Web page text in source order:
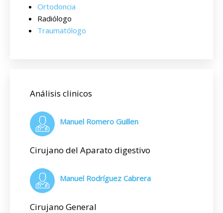
Ortodoncia
Radiólogo
Traumatólogo
Análisis clinicos
Manuel Romero Guillen
Cirujano del Aparato digestivo
Manuel Rodríguez Cabrera
Cirujano General